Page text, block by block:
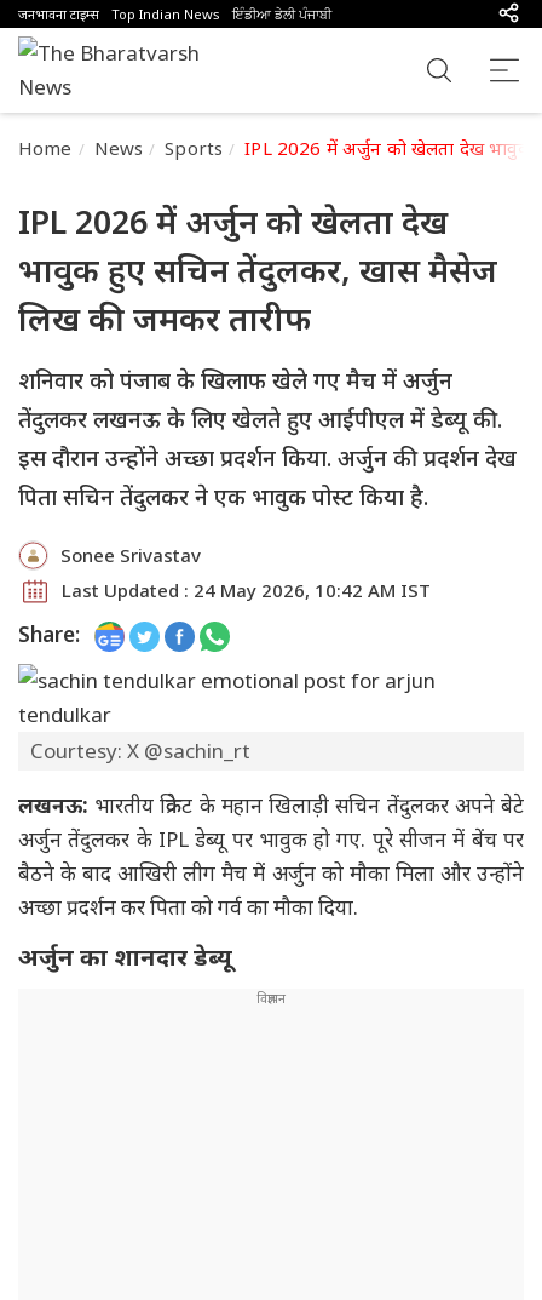
जनभावना टाइम्स Top Indian News ਇੰਡੀਆ ਡੇਲੀ ਪੰਜਾਬੀ
Home News Sports IPL 2026 में अर्जुन को खेलता देख भावुक
IPL 2026 में अर्जुन को खेलता देख
भावुक हुए सचिन तेंदुलकर, खास मैसेज
लिख की जमकर तारीफ
शनिवार को पंजाब के खिलाफ खेले गए मैच में अर्जुन
तेंदुलकर लखनऊ के लिए खेलते हुए आईपीएल में डेब्यू की.
इस दौरान उन्होंने अच्छा प्रदर्शन किया. अर्जुन की प्रदर्शन देख
पिता सचिन तेंदुलकर ने एक भावुक पोस्ट किया है.
Sonee Srivastav
Last Updated : 24 May 2026, 10:42 AM IST
Share:
Courtesy: X @sachin_rt
लखनऊ: भारतीय क्रिकेट के महान खिलाड़ी सचिन तेंदुलकर अपने बेटे
अर्जुन तेंदुलकर के IPL डेब्यू पर भावुक हो गए. पूरे सीजन में बेंच पर
बैठने के बाद आखिरी लीग मैच में अर्जुन को मौका मिला और उन्होंने
अच्छा प्रदर्शन कर पिता को गर्व का मौका दिया.
अर्जुन का शानदार डेब्यू